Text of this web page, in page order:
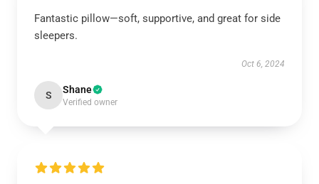
Fantastic pillow—soft, supportive, and great for side
sleepers.
Oct 6, 2024
S Shane
Verified owner